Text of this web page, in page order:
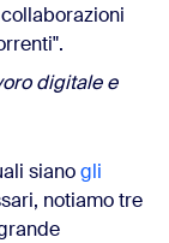
digitale e
sianogli
notiamo tre